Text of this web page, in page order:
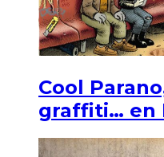
Cool
graffiti… en